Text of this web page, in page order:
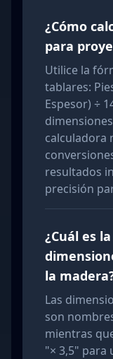
¿Cómo
para
Utilice la
tablares:
Espesor) ÷
calculadora
resultados
precisión
¿Cuál es
la
Las
son
mientras
"× 3,5" para